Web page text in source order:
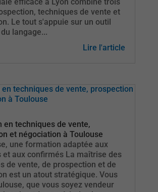
techniques de vente et
Le tout s'appuie sur un outil
langage...
Lire l'article
en techniques de vente,
et négociation à Toulouse
une formation adaptée aux
et aux confirmés La maîtrise des
de vente, de prospection et de
est un atout stratégique. Vous
que vous soyez vendeur